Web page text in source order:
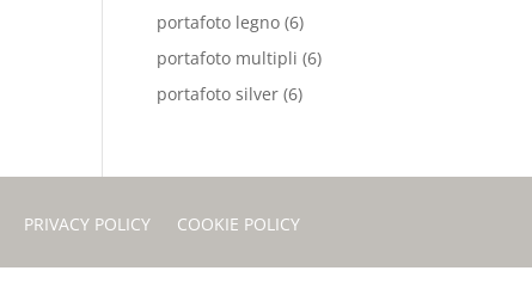
portafoto legno (6)
portafoto multipli (6)
portafoto silver (6)
PRIVACY POLICY COOKIE POLICY